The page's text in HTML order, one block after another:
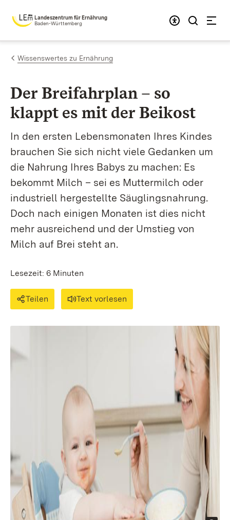
Zum Inhalt springen
Landeszentrum für Ernährung
Baden-Württemberg
Wissenswertes zu Ernährung
Der Breifahrplan – so
klappt es mit der Beikost
In den ersten Lebensmonaten Ihres Kindes
brauchen Sie sich nicht viele Gedanken um
die Nahrung Ihres Babys zu machen: Es
bekommt Milch – sei es Muttermilch oder
industriell hergestellte Säuglingsnahrung.
Doch nach einigen Monaten ist dies nicht
mehr ausreichend und der Umstieg von
Milch auf Brei steht an.
Lesezeit: 6 Minuten
Teilen Text vorlesen